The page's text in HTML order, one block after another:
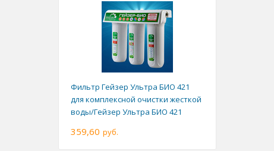
Фильтр Гейзер Ультра БИО 421
для комплексной очистки жесткой
воды/Гейзер Ультра БИО 421
359,60 руб.